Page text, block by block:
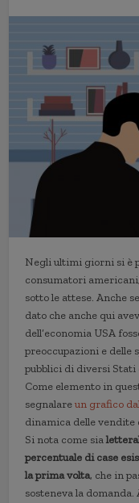
Negli ultimi giorni si è
consumatori
sotto le attese. Anche
dato che anche qui
dell’economia USA
preoccupazioni e delle
pubblici di diversi Stati
Come elemento in
segnalareun grafico
dinamica delle vendite
Si nota come sia
percentuale di case
la prima volta, che in
sosteneva la